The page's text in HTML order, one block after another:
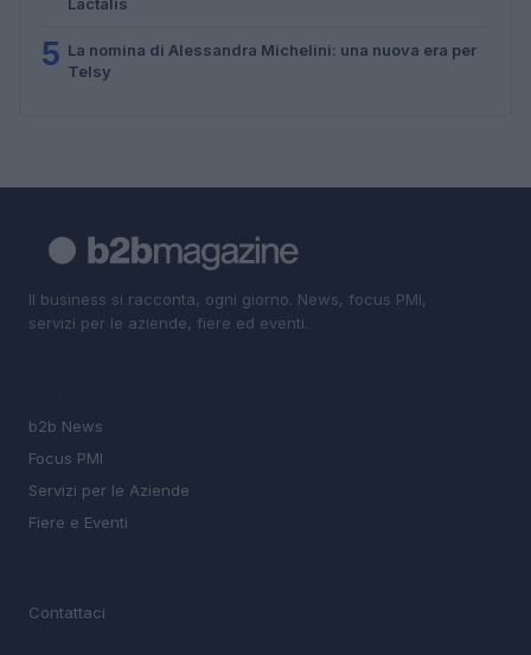
5 La nomina di Alessandra Michelini: una nuova era per
Telsy
Il business si racconta, ogni giorno. News, focus PMI,
servizi per le aziende, fiere ed eventi.
b2b News
Focus PMI
Servizi per le Aziende
Fiere e Eventi
Contattaci